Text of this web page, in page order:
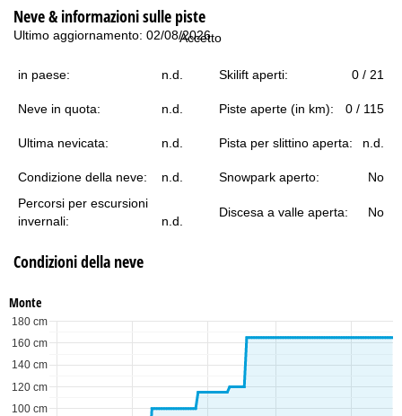
Accetto
e
Neve & informazioni sulle piste
Ultimo aggiornamento: 02/08/2026
in paese: n.d. Skilift aperti: 0 / 21
Neve in quota: n.d. Piste aperte (in km): 0 / 115
Ultima nevicata: n.d. Pista per slittino aperta: n.d.
Condizione della neve: n.d. Snowpark aperto:
No
Percorsi per escursioni
invernali:
n.d.
Discesa a valle aperta: No
Condizioni della neve
Monte
100 cm
120 cm
140 cm
160 cm
180 cm